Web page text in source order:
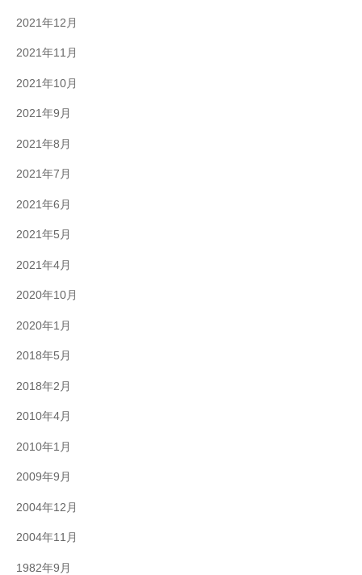
2021年12月
2021年11月
2021年10月
2021年9月
2021年8月
2021年7月
2021年6月
2021年5月
2021年4月
2020年10月
2020年1月
2018年5月
2018年2月
2010年4月
2010年1月
2009年9月
2004年12月
2004年11月
1982年9月